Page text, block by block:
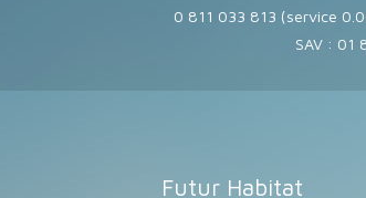
0 811 033 813 (service
SAV : 01
Futur Habitat